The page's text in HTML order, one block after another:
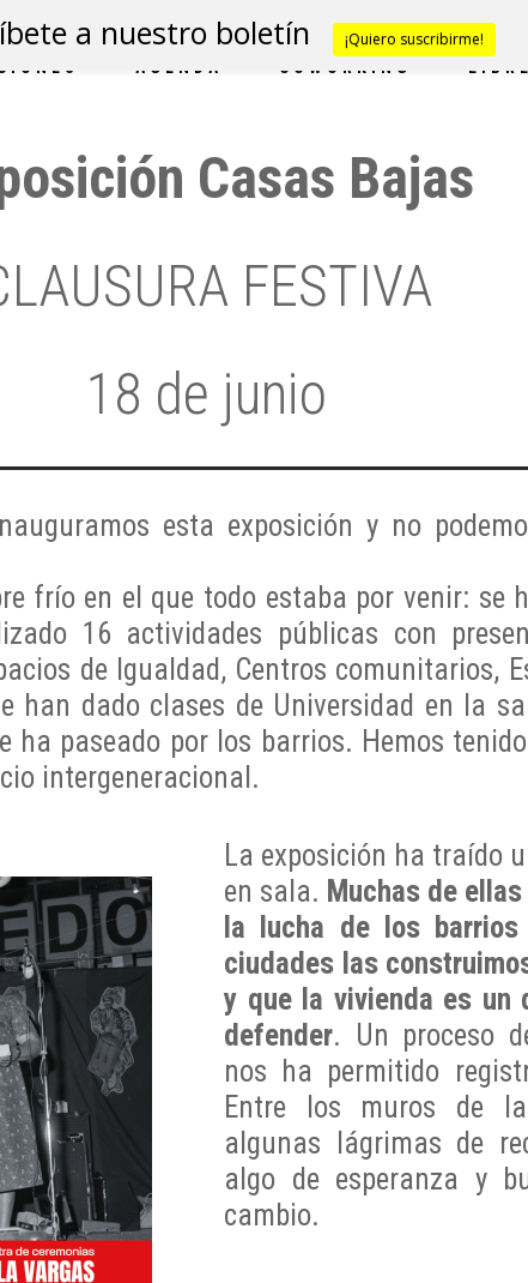
AGENDA COWORKING
Casas Bajas
FESTIVA
18 de junio
esta exposición y no
frío en el que todo estaba por venir: se
16 actividades públicas con
de Igualdad, Centros comunitarios,
han dado clases de Universidad en la
ha paseado por los barrios. Hemos
intergeneracional.
La exposición ha traído
en sala. Muchas de
la lucha de los
ciudades las
y que la vivienda es un
defender. Un proceso
nos ha permitido
Entre los muros de
algunas lágrimas de
algo de esperanza y
cambio.
a nuestro boletín ¡Quiero suscribirme!